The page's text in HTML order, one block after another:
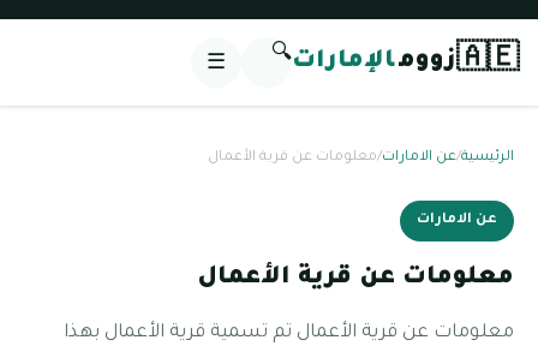
🇦🇪زوومالإمارات🔍
☰
الرئيسية/عن الامارات/معلومات عن قرية الأعمال
عن الامارات
معلومات عن قرية الأعمال
معلومات عن قرية الأعمال تم تسمية قرية الأعمال بهذا